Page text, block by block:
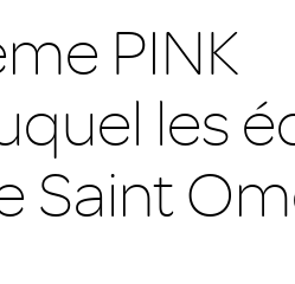
PINK
les
Saint